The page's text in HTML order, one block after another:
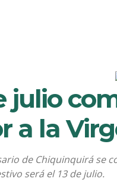
julio
a la
de Chiquinquirá se
será el 13 de julio.